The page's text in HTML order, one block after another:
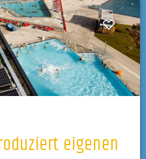
eigenen